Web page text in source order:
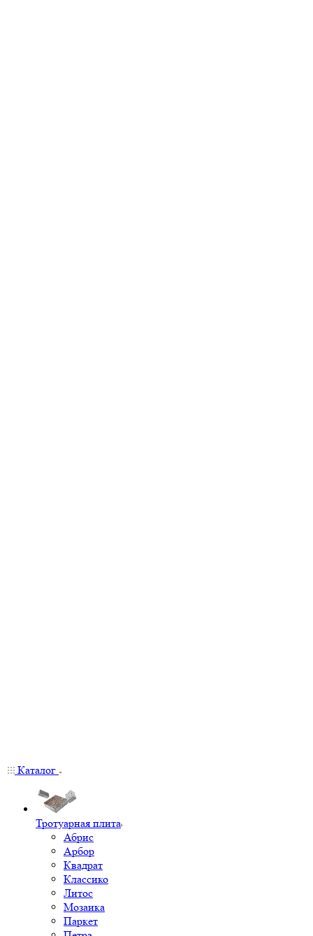
Каталог
Тротуарная плита
Абрис
Арбор
Квадрат
Классико
Литос
Мозаика
Паркет